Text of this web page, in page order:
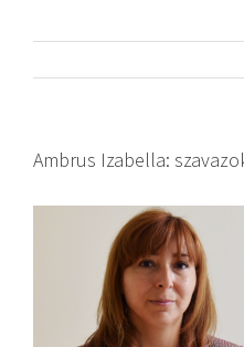
Ambrus Izabella: